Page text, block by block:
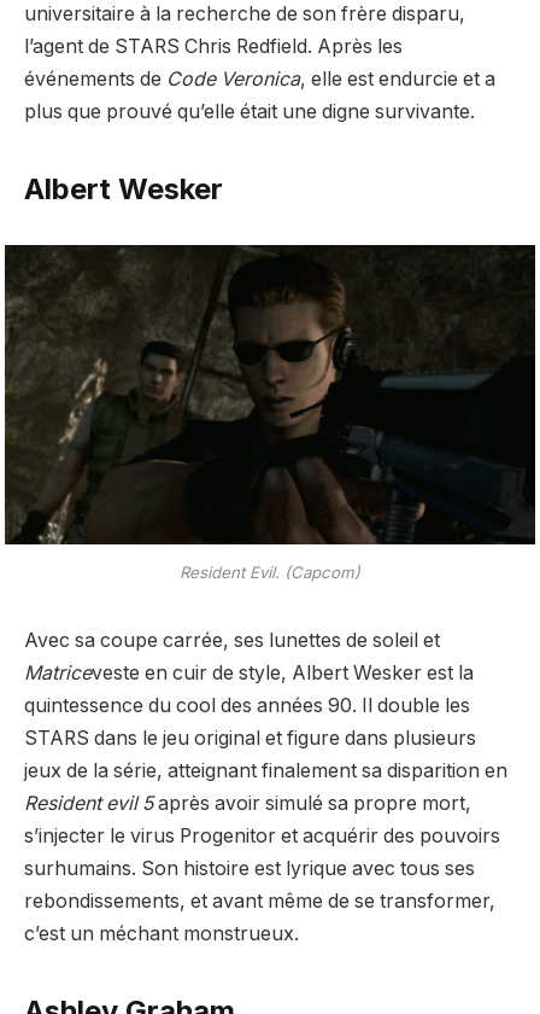
universitaire à la recherche de son frère disparu,
l’agent de STARS Chris Redfield. Après les
événements de Code Veronica, elle est endurcie et a
plus que prouvé qu’elle était une digne survivante.
Albert Wesker
Resident Evil. (Capcom)
Avec sa coupe carrée, ses lunettes de soleil et
Matriceveste en cuir de style, Albert Wesker est la
quintessence du cool des années 90. Il double les
STARS dans le jeu original et figure dans plusieurs
jeux de la série, atteignant finalement sa disparition en
Resident evil 5après avoir simulé sa propre mort,
s’injecter le virus Progenitor et acquérir des pouvoirs
surhumains. Son histoire est lyrique avec tous ses
rebondissements, et avant même de se transformer,
c’est un méchant monstrueux.